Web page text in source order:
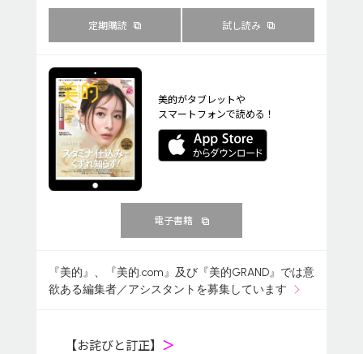
定期購読 試し読み
美的がタブレットや
スマートフォンで読める！
電子書籍
『美的』、『美的.com』及び『美的GRAND』では意
欲ある編集者／アシスタントを募集しています
【お詫びと訂正】 ＞